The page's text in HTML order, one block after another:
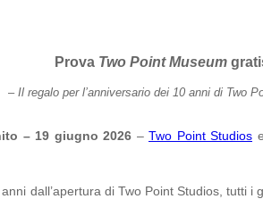
Prova Two Point Museum
– Il regalo per l’anniversario dei 10 anni di Two
– 19 giugno 2026 – Two Point Studios
dall’apertura di Two Point Studios,